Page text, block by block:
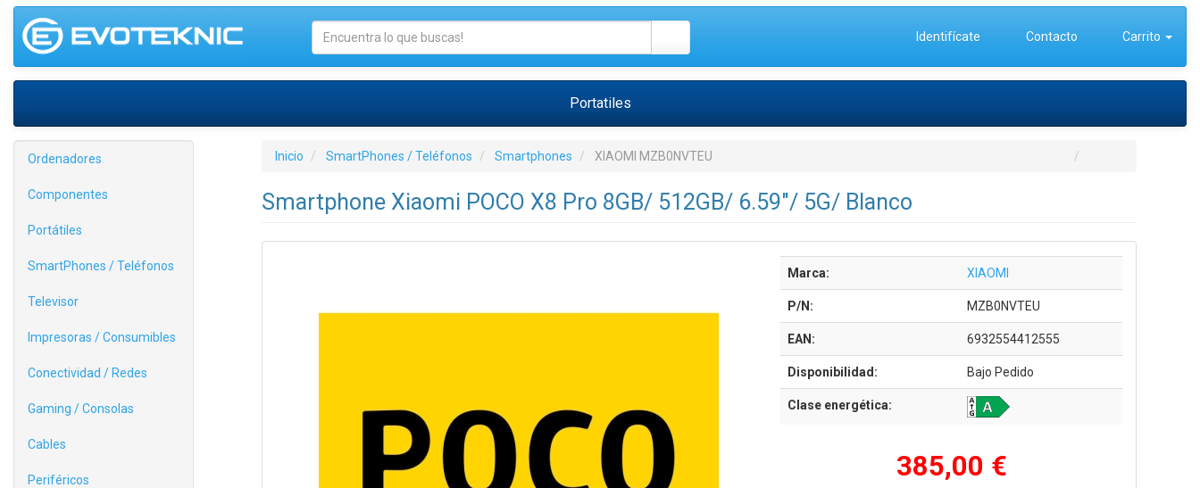
Identifícate Contacto Carrito
Portatiles
Ordenadores
Componentes
Portátiles
SmartPhones / Teléfonos
Televisor
Impresoras / Consumibles
Conectividad / Redes
Gaming / Consolas
Cables
Periféricos
Inicio SmartPhones / Teléfonos Smartphones XIAOMI MZB0NVTEU
Smartphone Xiaomi POCO X8 Pro 8GB/ 512GB/ 6.59"/ 5G/ Blanco
Marca: XIAOMI
P/N: MZB0NVTEU
EAN: 6932554412555
Disponibilidad: Bajo Pedido
Clase energética:
385,00 €